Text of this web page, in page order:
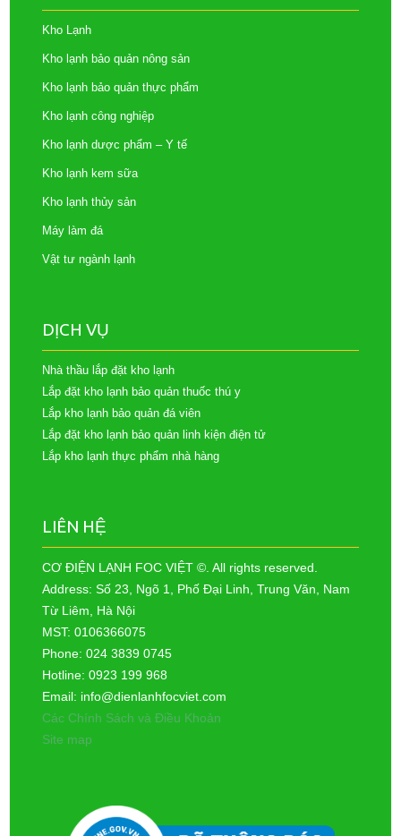
Kho Lạnh
Kho lạnh bảo quản nông sản
Kho lạnh bảo quản thực phẩm
Kho lạnh công nghiệp
Kho lạnh dược phẩm – Y tế
Kho lạnh kem sữa
Kho lạnh thủy sản
Máy làm đá
Vật tư ngành lạnh
DỊCH VỤ
Nhà thầu lắp đặt kho lạnh
Lắp đặt kho lạnh bảo quản thuốc thú y
Lắp kho lạnh bảo quản đá viên
Lắp đặt kho lạnh bảo quản linh kiện điện tử
Lắp kho lạnh thực phẩm nhà hàng
LIÊN HỆ
CƠ ĐIỆN LẠNH FOC VIỆT ©. All rights reserved.
Address: Số 23, Ngõ 1, Phố Đại Linh, Trung Văn, Nam
Từ Liêm, Hà Nội
MST: 0106366075
Phone: 024 3839 0745
Hotline: 0923 199 968
Email: info@dienlanhfocviet.com
Các Chính Sách và Điều Khoản
Site map